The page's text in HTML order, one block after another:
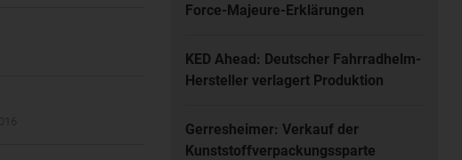
Force-Majeure-Erklärungen
KED Ahead: Deutscher Fahrradhelm-
Hersteller verlagert Produktion
Gerresheimer: Verkauf der
Kunststoffverpackungssparte